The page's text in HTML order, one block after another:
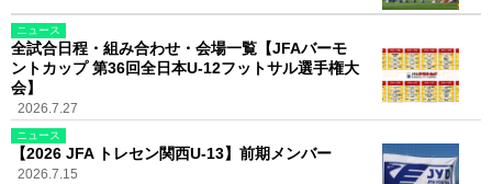
ニュース
全試合日程・組み合わせ・会場一覧【JFAバーモ
ントカップ 第36回全日本U-12フットサル選手権大
会】
2026.7.27
ニュース
【2026 JFA トレセン関西U-13】前期メンバー
2026.7.15